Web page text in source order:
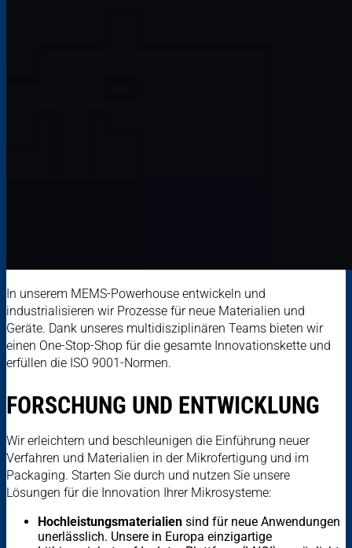
In unserem MEMS-Powerhouse entwickeln und
industrialisieren wir Prozesse für neue Materialien und
Geräte. Dank unseres multidisziplinären Teams bieten wir
einen One-Stop-Shop für die gesamte Innovationskette und
erfüllen die ISO 9001-Normen.
FORSCHUNG UND ENTWICKLUNG
Wir erleichtern und beschleunigen die Einführung neuer
Verfahren und Materialien in der Mikrofertigung und im
Packaging. Starten Sie durch und nutzen Sie unsere
Lösungen für die Innovation Ihrer Mikrosysteme:
Hochleistungsmaterialien sind für neue Anwendungen
unerlässlich. Unsere in Europa einzigartige